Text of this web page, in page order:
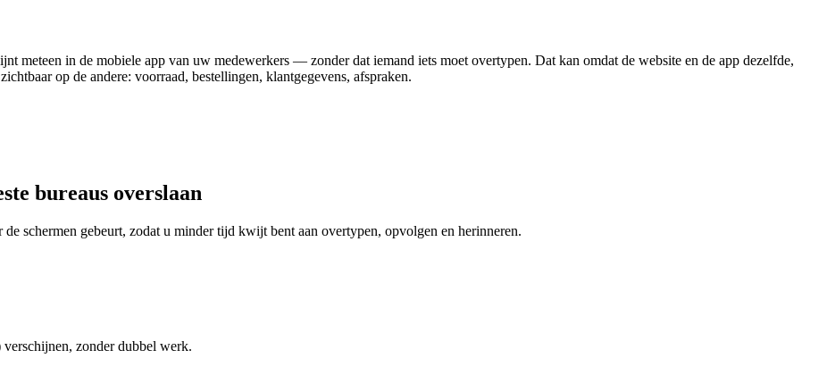
meteen in de mobiele app van uw medewerkers — zonder dat iemand iets moet overtypen. Dat kan omdat de website en de app dezelfde,
op de andere: voorraad, bestellingen, klantgegevens, afspraken.
bureaus overslaan
schermen gebeurt, zodat u minder tijd kwijt bent aan overtypen, opvolgen en herinneren.
zonder dubbel werk.